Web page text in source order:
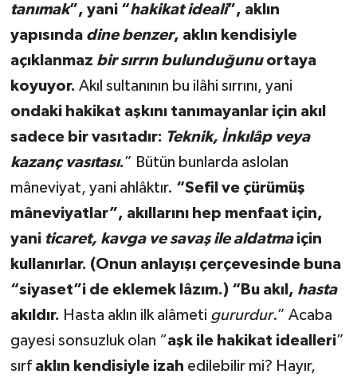
tanımak”, yani “hakikat ideali”, aklın
yapısında dine benzer, aklın kendisiyle
açıklanmaz bir sırrın bulunduğunuortaya
koyuyor. Akıl sultanının bu ilâhi sırrını, yani
ondaki hakikat aşkını tanımayanlar için akıl
sadece bir vasıtadır: Teknik, İnkılâp veya
kazanç vasıtası.” Bütün bunlarda aslolan
mâneviyat, yani ahlâktır. “Sefil ve çürümüş
mâneviyatlar”, akıllarını hep menfaat için,
yani ticaret, kavga ve savaş ile aldatmaiçin
kullanırlar. (Onun anlayışı çerçevesinde buna
“siyaset”i de eklemek lâzım.) “Bu akıl, hasta
akıldır. Hasta aklın ilk alâmeti gururdur.” Acaba
gayesi sonsuzluk olan “aşk ile hakikat idealleri”
sırf aklın kendisiyle izah edilebilir mi? Hayır,